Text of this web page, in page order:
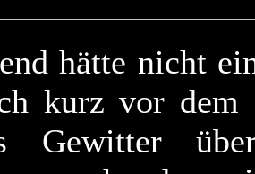
hätte nicht
kurz vor
Gewitter